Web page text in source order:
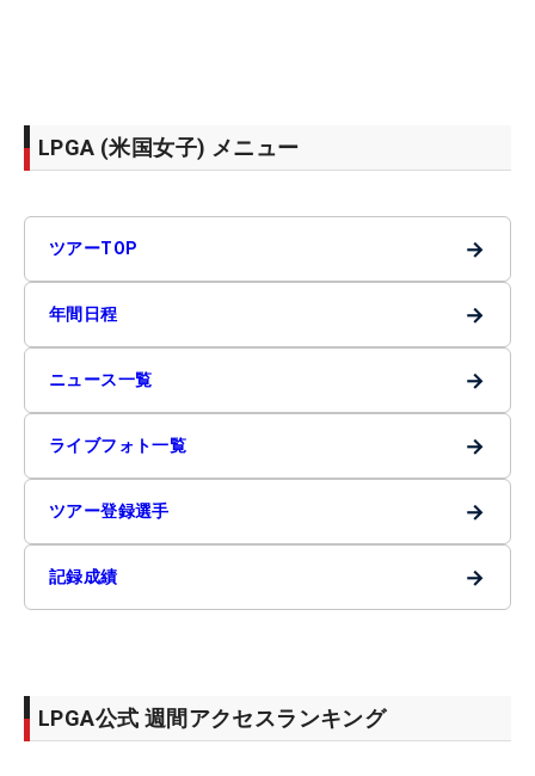
LPGA (米国女子) メニュー
ツアーTOP →
年間日程 →
ニュース一覧 →
ライブフォト一覧 →
ツアー登録選手 →
記録成績 →
LPGA公式 週間アクセスランキング